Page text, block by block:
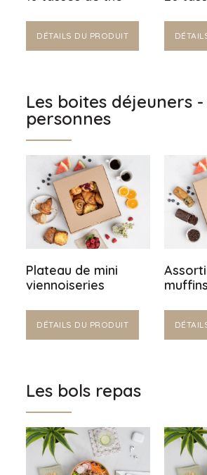
DÉTAILS DU PRODUIT
Les boites déjeuners -
personnes
Plateau de mini
viennoiseries
DÉTAILS DU PRODUIT
muffins
Les bols repas